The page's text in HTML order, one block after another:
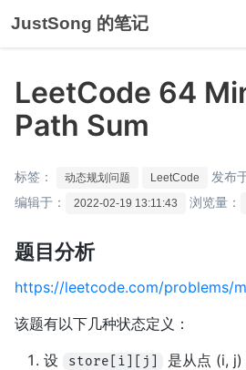
JustSong 的笔记
LeetCode 64
Path Sum
标签： 动态规划问题 LeetCode 发布
编辑于： 2022-02-19 13:11:43 浏览量：
题目分析
https://leetcode.com/problems/
该题有以下几种状态定义：
设
store[i][j]
是从点 (i, j)